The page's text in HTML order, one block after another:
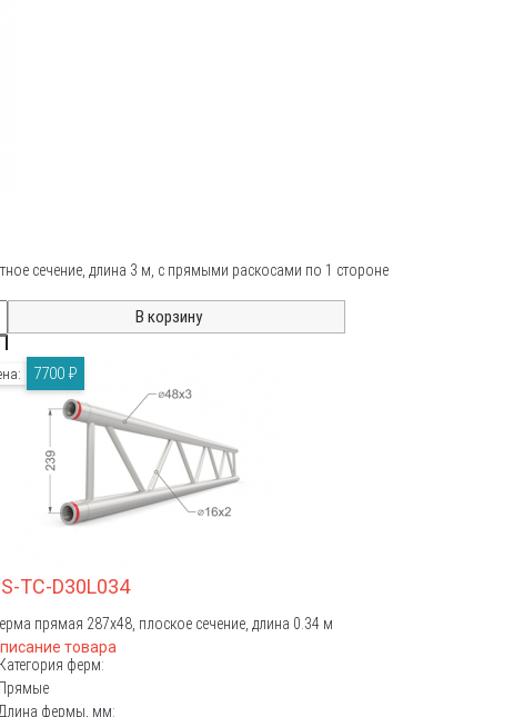
сечение, длина 3 м, с прямыми раскосами по 1 стороне
TC-D30L034
прямая 287х48, плоское сечение, длина 0.34 м
товара
7700 ₽
Категория ферм:
Прямые
Длина фермы, мм: